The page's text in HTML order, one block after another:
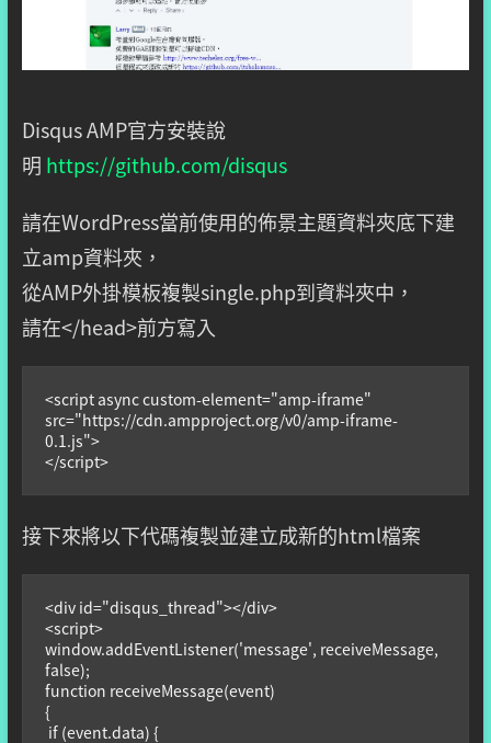
Disqus AMP官方安裝說
明 https://github.com/disqus
請在WordPress當前使用的佈景主題資料夾底下建
立amp資料夾，
從AMP外掛模板複製single.php到資料夾中，
請在</head>前方寫入
<script async custom-element="amp-iframe"
src="https://cdn.ampproject.org/v0/amp-iframe-
0.1.js">
</script>
接下來將以下代碼複製並建立成新的html檔案
<div id="disqus_thread"></div>
<script>
window.addEventListener('message', receiveMessage,
false);
function receiveMessage(event)
{